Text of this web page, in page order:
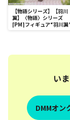
【物語シリーズ】【羽川
翼】〈物語〉シリーズ
[PM]フィギュア“羽川翼
い
DMMオン